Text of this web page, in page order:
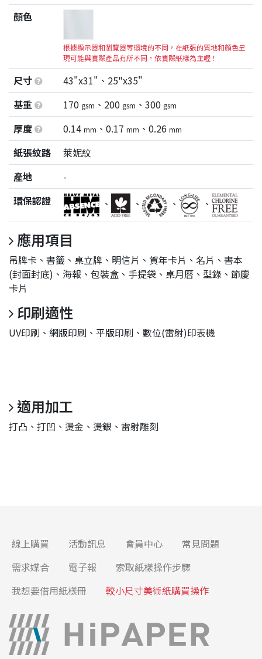
顏色
根據顯示器和瀏覽器等環境的不同，在紙張的質地和顏色呈
現可能與實際產品有所不同，依實際紙樣為主喔！
尺寸
43"x31"、25"x35"
基重
170 gsm 、200 gsm 、300 gsm
厚度 0.14 mm 、0.17 mm 、0.26 mm
紙張紋路
萊妮紋
產地
-
環保認證
、 、 、 、
應用項目
吊牌卡、書籤、桌立牌、明信片、賀年卡片、名片、書本
(封面封底)、海報、包裝盒、手提袋、桌月曆、型錄、節慶
卡片
印刷適性
UV印刷、網版印刷、平版印刷、數位(雷射)印表機
適用加工
打凸、打凹、 燙金 、燙銀、雷射雕刻
線上購買 活動訊息 會員中心
常見問題
需求媒合
電子報
索取紙樣操作步驟
我想要借用紙樣冊
較小尺寸美術紙購買操作